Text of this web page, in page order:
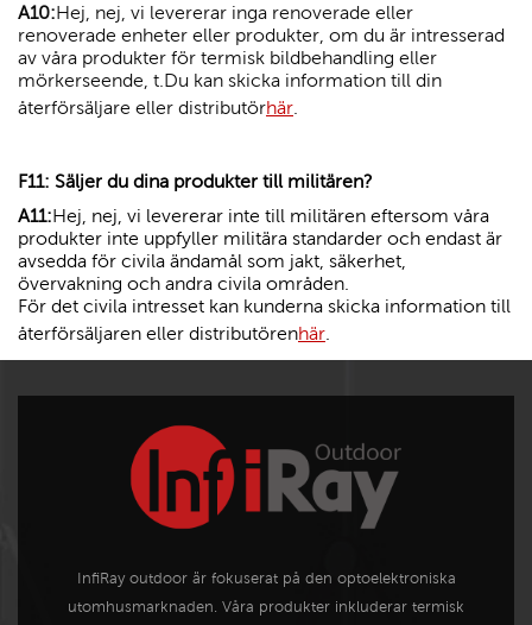
A10:Hej, nej, vi levererar inga renoverade eller
renoverade enheter eller produkter, om du är intresserad
av våra produkter för termisk bildbehandling eller
mörkerseende, t. Du kan skicka information till din
återförsäljare eller distributörhär
F11: Säljer du dina produkter till militären?
A11:Hej, nej, vi levererar inte till militären eftersom våra
produkter inte uppfyller militära standarder och endast är
avsedda för civila ändamål som jakt, säkerhet,
övervakning och andra civila områden.
För det civila intresset kan kunderna skicka information till
återförsäljaren eller distributörenhär
InfiRay outdoor är fokuserat på den optoelektroniska
utomhusmarknaden. Våra produkter inkluderar termisk